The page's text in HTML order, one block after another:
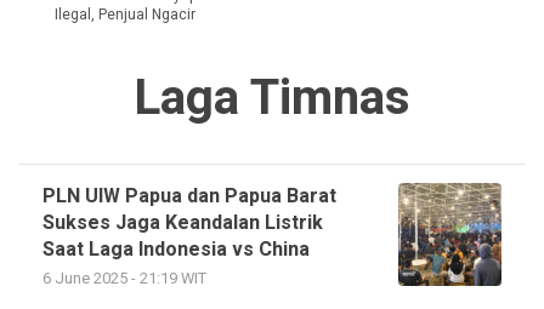
Ilegal, Penjual Ngacir
Laga Timnas
PLN UIW Papua dan Papua Barat
Sukses Jaga Keandalan Listrik
Saat Laga Indonesia vs China
6 June 2025 - 21:19 WIT